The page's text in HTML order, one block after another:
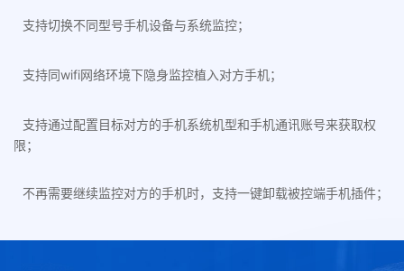
支持切换不同型号手机设备与系统监控；
支持同wifi网络环境下隐身监控植入对方手机；
支持通过配置目标对方的手机系统机型和手机通讯账号来获取权
限；
不再需要继续监控对方的手机时，支持一键卸载被控端手机插件；